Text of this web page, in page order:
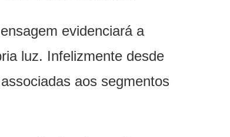
evidenciará a
luz. Infelizmente desde
aos segmentos